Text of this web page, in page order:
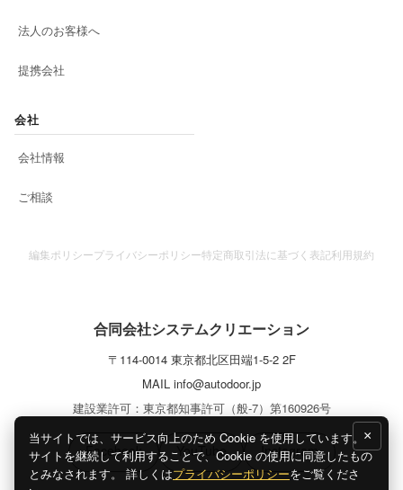
法人のお客様へ
提携会社
会社
会社情報
ご相談
編集ポリシープライバシーポリシー特定商取引法に基づく表記利用規約
合同会社システムクリエーション
〒 114-0014 東京都北区田端1-5-2 2F
MAIL info@autodoor.jp
建設業許可：東京都知事許可（般-7）第160926号
Facebook YouTube Instagram
×
当サイトでは、サービス向上のため Cookie を使用しています。
サイトを継続して利用することで、Cookie の使用に同意したもの
とみなされます。 詳しくはプライバシーポリシーをご覧くださ